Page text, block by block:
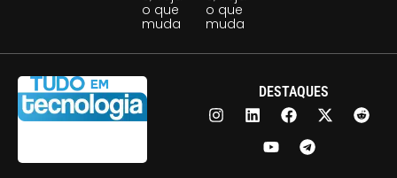
o que
muda
o que
muda
DESTAQUES